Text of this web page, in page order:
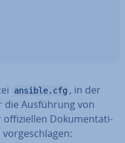
ansible.cfg , in der
die Aus­füh­rung von
of­fi­zi­el­len Do­ku­men­ta­ti­